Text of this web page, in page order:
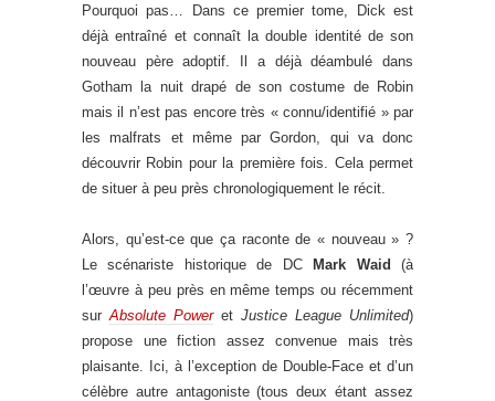
Pourquoi pas… Dans ce premier tome, Dick est
déjà entraîné et connaît la double identité de son
nouveau père adoptif. Il a déjà déambulé dans
Gotham la nuit drapé de son costume de Robin
mais il n’est pas encore très « connu/identifié » par
les malfrats et même par Gordon, qui va donc
découvrir Robin pour la première fois. Cela permet
de situer à peu près chronologiquement le récit.
Alors, qu’est-ce que ça raconte de « nouveau » ?
Le scénariste historique de DC
Mark Waid
(à
l’œuvre à peu près en même temps ou récemment
sur Absolute Poweret Justice League Unlimited)
propose une fiction assez convenue mais très
plaisante. Ici, à l’exception de Double-Face et d’un
célèbre autre antagoniste (tous deux étant assez